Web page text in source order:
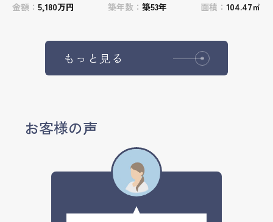
金額： 5,180万円 築年数： 築53年 面積： 104.47㎡
もっと見る
お客様の声